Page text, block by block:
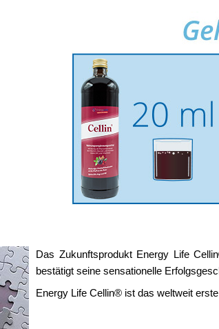
Das Zukunftsprodukt Energy Life
bestätigt seine sensationelle
Energy Life Cellin® ist das weltweit